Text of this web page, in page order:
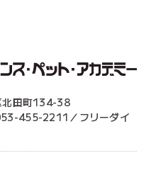
北田町134-38
455-2211／フリーダイ